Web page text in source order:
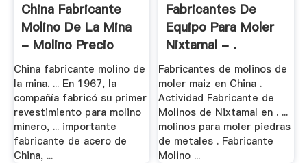
China Fabricante
Molino De La Mina
- Molino Precio
China fabricante molino de
la mina. ... En 1967, la
compañía fabricó su primer
revestimiento para molino
minero, ... importante
fabricante de acero de
China, ...
Fabricantes De
Equipo Para Moler
Nixtamal - .
Fabricantes de molinos de
moler maiz en China .
Actividad Fabricante de
Molinos de Nixtamal en . ...
molinos para moler piedras
de metales . Fabricante
Molino ...